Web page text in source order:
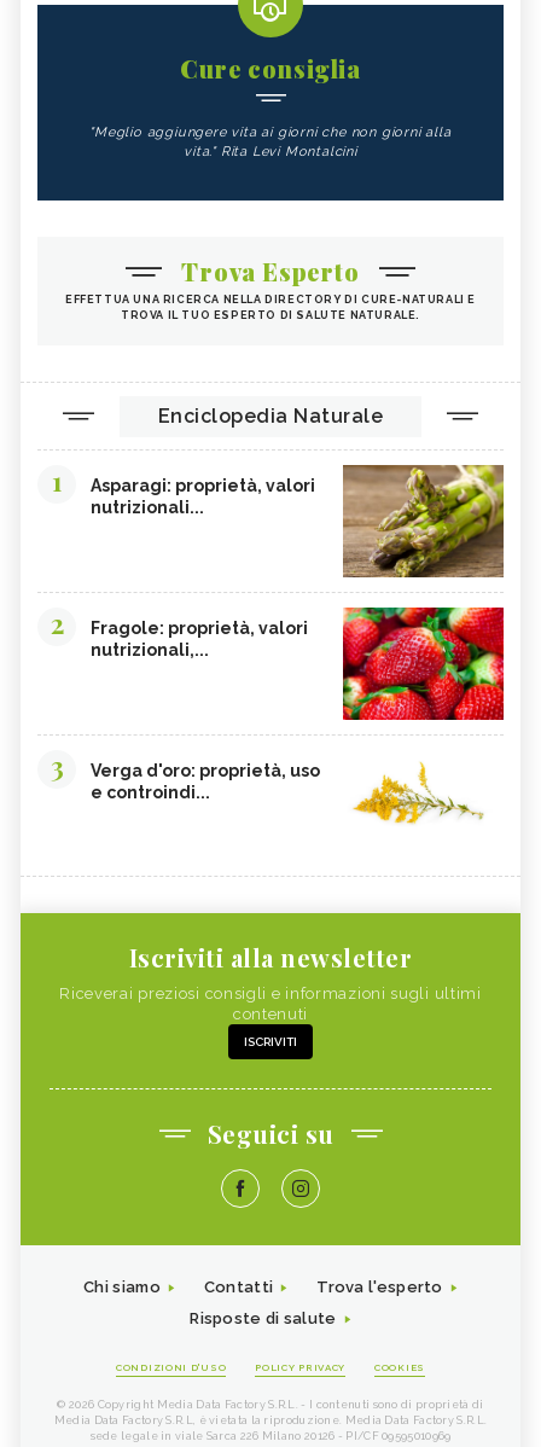
Cure consiglia
"Meglio aggiungere vita ai giorni che non giorni alla
vita." Rita Levi Montalcini
Trova Esperto
EFFETTUA UNA RICERCA NELLA DIRECTORY DI CURE-NATURALI E
TROVA IL TUO ESPERTO DI SALUTE NATURALE.
Enciclopedia Naturale
1
Asparagi: proprietà, valori
nutrizionali...
2
Fragole: proprietà, valori
nutrizionali,...
3
Verga d'oro: proprietà, uso
e controindi...
Iscriviti alla newsletter
Riceverai preziosi consigli e informazioni sugli ultimi
contenuti
ISCRIVITI
Seguici su
Chi siamo Contatti
Trova l'esperto
Risposte di salute
CONDIZIONI D'USO POLICY PRIVACY COOKIES
© 2026 Copyright Media Data Factory S.R.L. - I contenuti sono di proprietà di
Media Data Factory S.R.L, è vietata la riproduzione. Media Data Factory S.R.L.
sede legale in viale Sarca 226 Milano 20126 - PI/CF 09595010969